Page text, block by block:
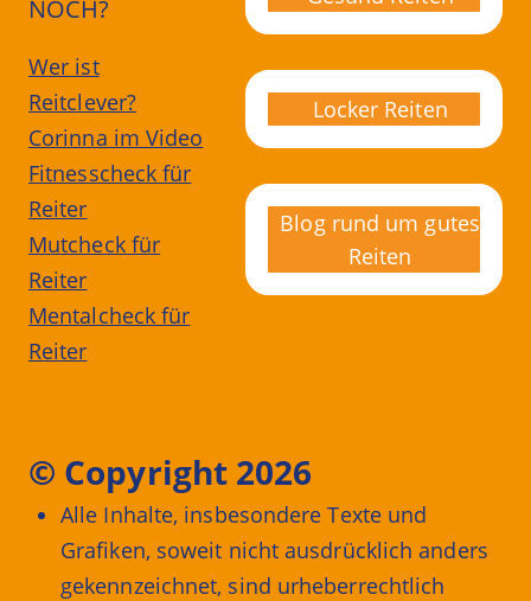
NOCH?
Wer ist
Reitclever?
Corinna im Video
Fitnesscheck für
Reiter
Mutcheck für
Reiter
Mentalcheck für
Reiter
Locker Reiten
Blog rund um gutes
Reiten
© Copyright 2026
Alle Inhalte, insbesondere Texte und
Grafiken, soweit nicht ausdrücklich anders
gekennzeichnet, sind urheberrechtlich